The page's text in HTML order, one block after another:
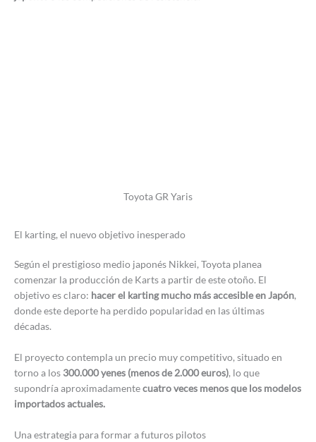
Toyota GR Yaris
El karting, el nuevo objetivo inesperado
Según el prestigioso medio japonés Nikkei, Toyota planea
comenzar la producción de Karts a partir de este otoño. El
objetivo es claro: hacer el karting mucho más accesible en Japón,
donde este deporte ha perdido popularidad en las últimas
décadas.
El proyecto contempla un precio muy competitivo, situado en
torno a los 300.000 yenes (menos de 2.000 euros), lo que
supondría aproximadamentecuatro veces menos que los modelos
importados actuales.
Una estrategia para formar a futuros pilotos